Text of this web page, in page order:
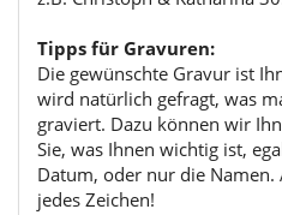
Tipps für Gravuren:
Die gewünschte Gravur ist
wird natürlich gefragt, was
graviert. Dazu können wir
Sie, was Ihnen wichtig ist,
Datum, oder nur die Namen.
jedes Zeichen!